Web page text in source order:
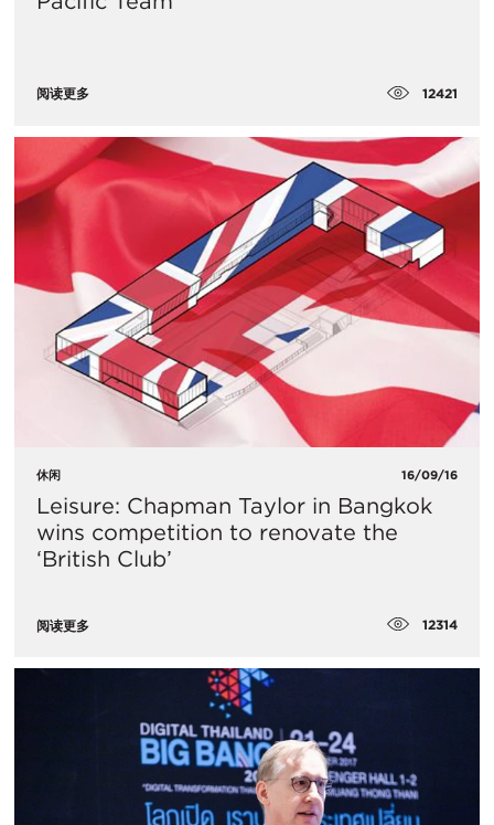
阅读更多 12421
休闲 16/09/16
Leisure: Chapman Taylor in Bangkok
wins competition to renovate the
‘British Club’
阅读更多 12314